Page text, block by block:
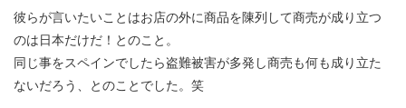
彼らが言いたいことはお店の外に商品を陳列して商売が成り立つ
のは日本だけだ！とのこと。
同じ事をスペインでしたら盗難被害が多発し商売も何も成り立た
ないだろう、とのことでした。笑